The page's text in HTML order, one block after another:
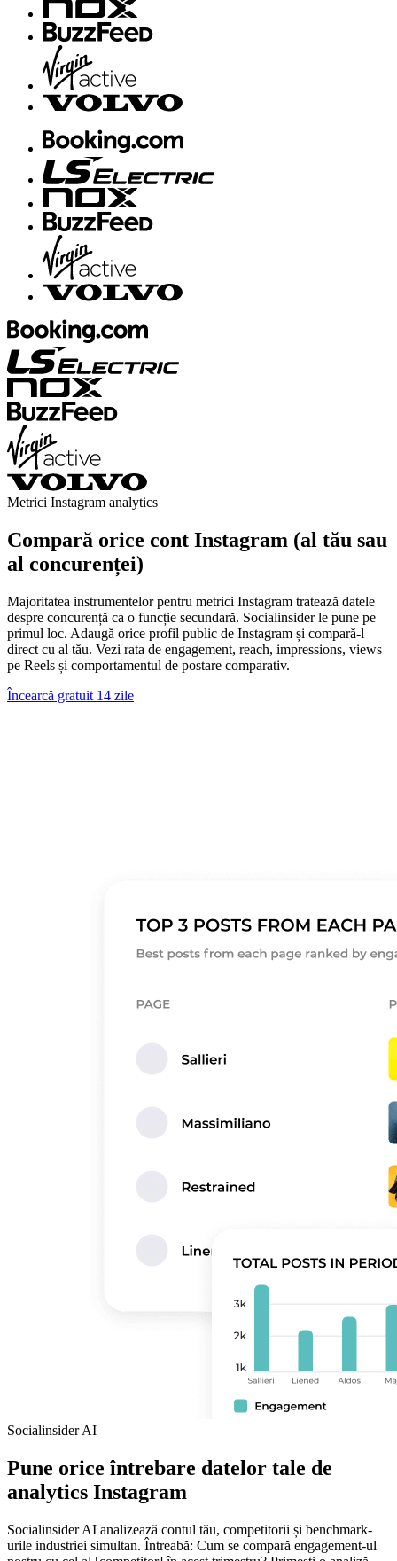
Metrici Instagram analytics
Compară orice cont Instagram (al tău sau
al concurenței)
Majoritatea instrumentelor pentru metrici Instagram tratează datele
despre concurență ca o funcție secundară. Socialinsider le pune pe
primul loc. Adaugă orice profil public de Instagram și compară-l
direct cu al tău. Vezi rata de engagement, reach, impressions, views
pe Reels și comportamentul de postare comparativ.
Încearcă gratuit 14 zile
Socialinsider AI
Pune orice întrebare datelor tale de
analytics Instagram
Socialinsider AI analizează contul tău, competitorii și benchmark-
urile industriei simultan. Întreabă: Cum se compară engagement-ul